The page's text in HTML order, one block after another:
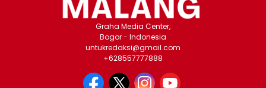
Graha Media Center,
Bogor - Indonesia
untukredaksi@gmail.com
+628557777888